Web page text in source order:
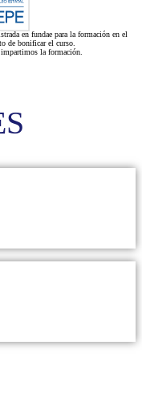
en fundae para la formación en el
de bonificar el curso.
la formación.